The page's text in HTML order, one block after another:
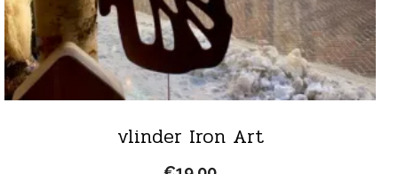
vlinder Iron Art